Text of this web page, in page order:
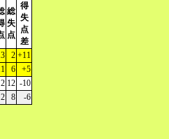
総
失
点
得
失
点
差
2 +11
6
+5
2 12 -10
2 8
-6